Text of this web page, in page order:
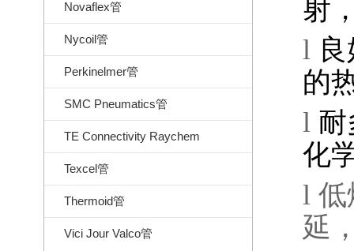
Novaflex管
Nycoil管
Perkinelmer管
SMC Pneumatics管
TE Connectivity Raychem
Texcel管
Thermoid管
Vici Jour Valco管
射
l
的
l 耐
化
l 低
延